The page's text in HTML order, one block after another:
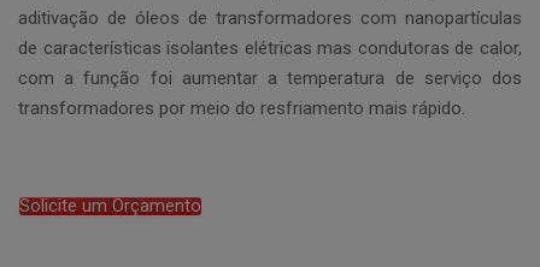
aditivação de óleos de transformadores com nanopartículas
de características isolantes elétricas mas condutoras de calor,
com a função foi aumentar a temperatura de serviço dos
transformadores por meio do resfriamento mais rápido.
Solicite um Orçamento